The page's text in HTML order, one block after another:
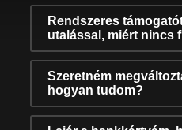
Rendszeres
utalással, miért nincs
Szeretném
hogyan tudom?